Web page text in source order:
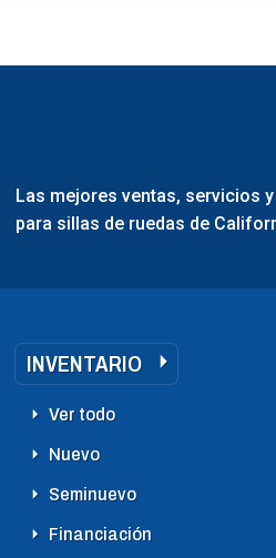
Las mejores ventas, servicios
para sillas de ruedas de
INVENTARIO
Ver todo
Nuevo
Seminuevo
Financiación